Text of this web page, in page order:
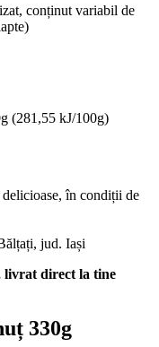
conținut variabil de
(281,55 kJ/100g)
delicioase, în condiții de
jud. Iași
livrat direct la tine
330g